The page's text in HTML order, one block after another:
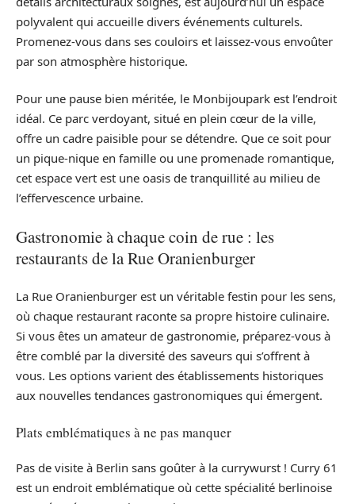
polyvalent qui accueille divers événements culturels.
Promenez-vous dans ses couloirs et laissez-vous envoûter
par son atmosphère historique.
Pour une pause bien méritée, le Monbijoupark est l’endroit
idéal. Ce parc verdoyant, situé en plein cœur de la ville,
offre un cadre paisible pour se détendre. Que ce soit pour
un pique-nique en famille ou une promenade romantique,
cet espace vert est une oasis de tranquillité au milieu de
l’effervescence urbaine.
Gastronomie à chaque coin de rue : les
restaurants de la Rue Oranienburger
La Rue Oranienburger est un véritable festin pour les sens,
où chaque restaurant raconte sa propre histoire culinaire.
Si vous êtes un amateur de gastronomie, préparez-vous à
être comblé par la diversité des saveurs qui s’offrent à
vous. Les options varient des établissements historiques
aux nouvelles tendances gastronomiques qui émergent.
Plats emblématiques à ne pas manquer
Pas de visite à Berlin sans goûter à la currywurst ! Curry 61
est un endroit emblématique où cette spécialité berlinoise